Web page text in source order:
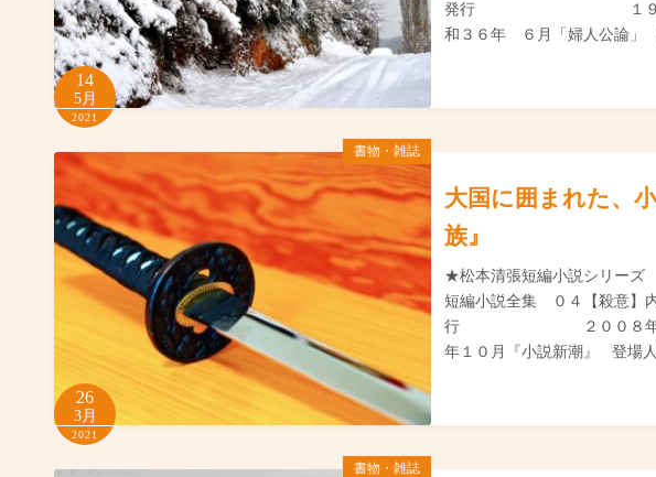
14
5月
2021
発行 １９７
和３６年 ６月「婦人公論
書物・雑誌
26
3月
2021
大国に囲まれた、
族』
★松本清張短編小説シ
短編小説全集 ０４【
行 ２００８年１
年１０月『小説新潮』 登
書物・雑誌